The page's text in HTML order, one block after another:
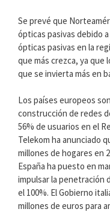
Se prevé que
ópticas pasivas debido
ópticas pasivas en la
que más crezca, ya que
que se invierta más en
Los países europeos
construcción de redes
56% de usuarios en el
Telekom ha anunciado
millones de hogares en
España ha puesto en
impulsar la penetración
el 100%. El Gobierno
millones de euros para